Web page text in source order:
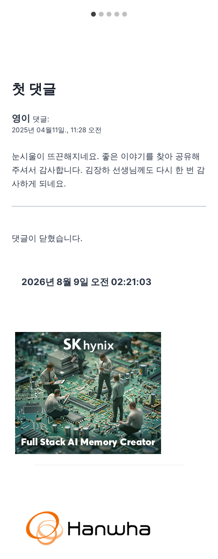
첫 댓글
영이 댓글:
2025년 04월11일., 11:28 오전
눈시울이 뜨끈해지네요. 좋은 이야기를 찾아 공유해
주셔서 감사합니다. 김장하 선생님께도 다시 한 번 감
사하게 되네요.
댓글이 닫혔습니다.
2026년 8월 9일 오전 02:21:04